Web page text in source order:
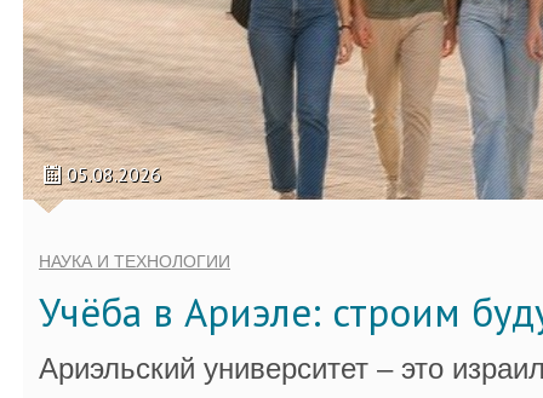
05.08.2026
НАУКА И ТЕХНОЛОГИИ
Учёба в Ариэле: строим
Ариэльский университет – это